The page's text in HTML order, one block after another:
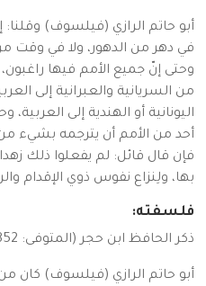
أبو حاتم الرازي (فيلسوف)
في دهر من الدهور، ولا في وقت
وحتى إنّ جميع الأمم فيها
من السريانية والعبرانية إلى
اليونانية أو الهندية إلى
أحد من الأمم أن يترجمه بشيء
فإن قال قائل: لم يفعلوا ذلك
بها، ولِنزاع نفوس ذوي الإقدام
فلسفته:
ذكر الحافظ ابن حجر (المتوفى: 852هـ) في كتابه لسان الميزان أن أبا الحسن بن بابويه في كتابه تاريخ الري - المفقود - قال عن أبو حاتم الرازي:
أبو حاتم الرازي (فيلسوف) كان